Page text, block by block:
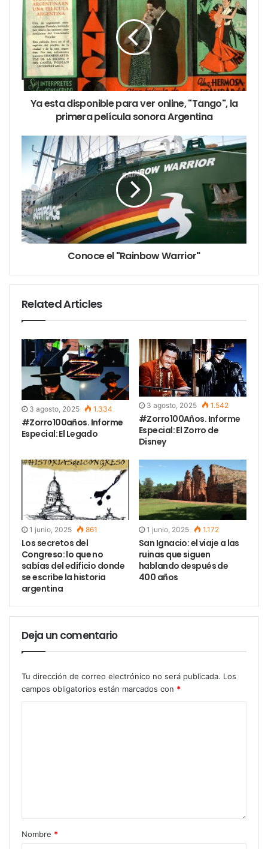
Ya esta disponible para ver online, "Tango", la
primera película sonora Argentina
Conoce el "Rainbow Warrior"
Related Articles
3 agosto, 2025 1.334
#Zorro100años. Informe
Especial: El Legado
3 agosto, 2025 1.542
#Zorro100Años. Informe
Especial: El Zorro de
Disney
1 junio, 2025 861
Los secretos del
Congreso: lo que no
sabías del edificio donde
se escribe la historia
argentina
1 junio, 2025 1.172
San Ignacio: el viaje a las
ruinas que siguen
hablando después de
400 años
Deja un comentario
Tu dirección de correo electrónico no será publicada. Los
campos obligatorios están marcados con *
Nombre *